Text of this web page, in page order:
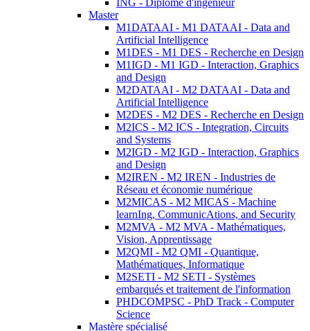
ING - Diplôme d'ingénieur
Master
M1DATAAI - M1 DATAAI - Data and
Artificial Intelligence
M1DES - M1 DES - Recherche en Design
M1IGD - M1 IGD - Interaction, Graphics
and Design
M2DATAAI - M2 DATAAI - Data and
Artificial Intelligence
M2DES - M2 DES - Recherche en Design
M2ICS - M2 ICS - Integration, Circuits
and Systems
M2IGD - M2 IGD - Interaction, Graphics
and Design
M2IREN - M2 IREN - Industries de
Réseau et économie numérique
M2MICAS - M2 MICAS - Machine
learnIng, CommunicAtions, and Security
M2MVA - M2 MVA - Mathématiques,
Vision, Apprentissage
M2QMI - M2 QMI - Quantique,
Mathématiques, Informatique
M2SETI - M2 SETI - Systèmes
embarqués et traitement de l'information
PHDCOMPSC - PhD Track - Computer
Science
Mastère spécialisé